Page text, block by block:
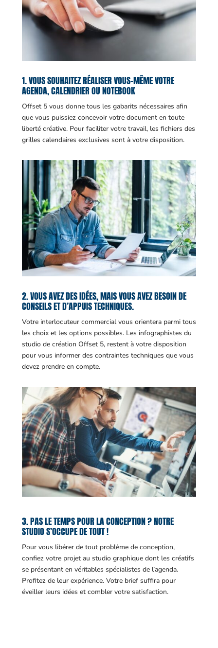
1. VOUS SOUHAITEZ RÉALISER VOUS-MÊME VOTRE
AGENDA, CALENDRIER OU NOTEBOOK
Offset 5 vous donne tous les gabarits nécessaires afin
que vous puissiez concevoir votre document en toute
liberté créative. Pour faciliter votre travail, les fichiers des
grilles calendaires exclusives sont à votre disposition.
2. VOUS AVEZ DES IDÉES, MAIS VOUS AVEZ BESOIN DE
CONSEILS ET D’APPUIS TECHNIQUES.
Votre interlocuteur commercial vous orientera parmi tous
les choix et les options possibles. Les infographistes du
studio de création Offset 5, restent à votre disposition
pour vous informer des contraintes techniques que vous
devez prendre en compte.
3. PAS LE TEMPS POUR LA CONCEPTION ? NOTRE
STUDIO S’OCCUPE DE TOUT !
Pour vous libérer de tout problème de conception,
confiez votre projet au studio graphique dont les créatifs
se présentant en véritables spécialistes de l’agenda.
Profitez de leur expérience. Votre brief suffira pour
éveiller leurs idées et combler votre satisfaction.